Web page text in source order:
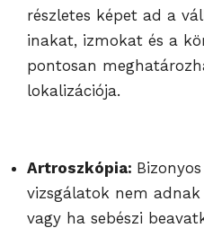
részletes képet ad a
inakat, izmokat és a
pontosan
lokalizációja.
Artroszkópia:
vizsgálatok nem
vagy ha sebészi